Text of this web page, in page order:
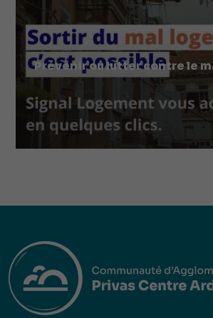
Prévenir ou lutter contre le